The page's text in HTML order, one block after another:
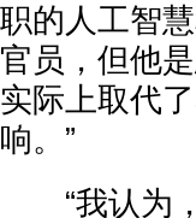
职的人工智
官员，但他
实际上取代
响。”
“我认为，